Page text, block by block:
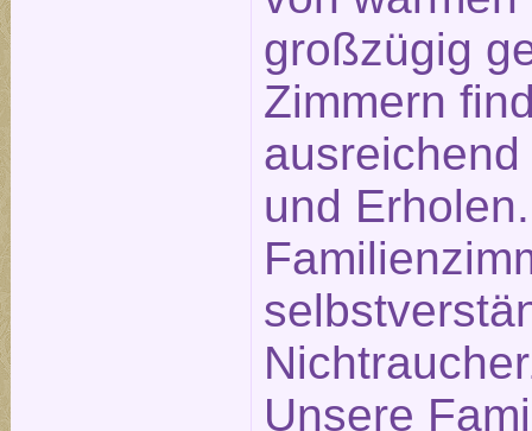
großzügig
Zimmern
und
Unsere